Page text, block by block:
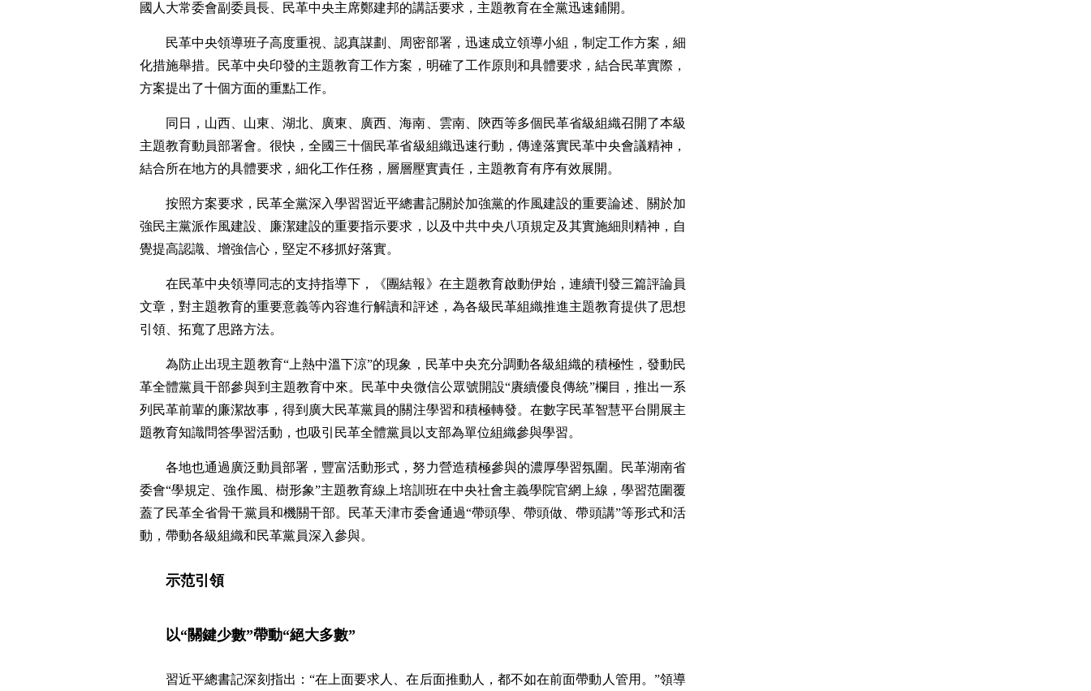
國人大常委會副委員長、民革中央主席鄭建邦的講話要求，主題教育在全黨迅速鋪開。
民革中央領導班子高度重視、認真謀劃、周密部署，迅速成立領導小組，制定工作方案，細
化措施舉措。民革中央印發的主題教育工作方案，明確了工作原則和具體要求，結合民革實際，
方案提出了十個方面的重點工作。
同日，山西、山東、湖北、廣東、廣西、海南、雲南、陝西等多個民革省級組織召開了本級
主題教育動員部署會。很快，全國三十個民革省級組織迅速行動，傳達落實民革中央會議精神，
結合所在地方的具體要求，細化工作任務，層層壓實責任，主題教育有序有效展開。
按照方案要求，民革全黨深入學習習近平總書記關於加強黨的作風建設的重要論述、關於加
強民主黨派作風建設、廉潔建設的重要指示要求，以及中共中央八項規定及其實施細則精神，自
覺提高認識、增強信心，堅定不移抓好落實。
在民革中央領導同志的支持指導下，《團結報》在主題教育啟動伊始，連續刊發三篇評論員
文章，對主題教育的重要意義等內容進行解讀和評述，為各級民革組織推進主題教育提供了思想
引領、拓寬了思路方法。
為防止出現主題教育“上熱中溫下涼”的現象，民革中央充分調動各級組織的積極性，發動民
革全體黨員干部參與到主題教育中來。民革中央微信公眾號開設“賡續優良傳統”欄目，推出一系
列民革前輩的廉潔故事，得到廣大民革黨員的關注學習和積極轉發。在數字民革智慧平台開展主
題教育知識問答學習活動，也吸引民革全體黨員以支部為單位組織參與學習。
各地也通過廣泛動員部署，豐富活動形式，努力營造積極參與的濃厚學習氛圍。民革湖南省
委會“學規定、強作風、樹形象”主題教育線上培訓班在中央社會主義學院官網上線，學習范圍覆
蓋了民革全省骨干黨員和機關干部。民革天津市委會通過“帶頭學、帶頭做、帶頭講”等形式和活
動，帶動各級組織和民革黨員深入參與。
示范引領
以“關鍵少數”帶動“絕大多數”
習近平總書記深刻指出：“在上面要求人、在后面推動人，都不如在前面帶動人管用。”領導